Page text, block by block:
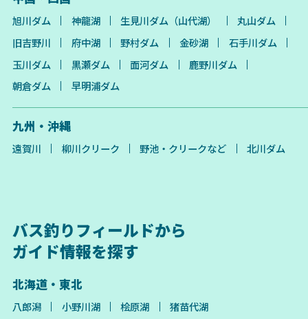
旭川ダム 神龍湖 生見川ダム（山代湖）
丸山ダム
旧吉野川
府中湖 野村ダム 金砂湖
石手川ダム
玉川ダム
黒瀬ダム 面河ダム
鹿野川ダム
朝倉ダム
早明浦ダム
九州・沖縄
遠賀川 柳川クリーク 野池・クリークなど 北川ダム
バス釣りフィールドから
ガイド情報を探す
北海道・東北
八郎潟 小野川湖 桧原湖 猪苗代湖